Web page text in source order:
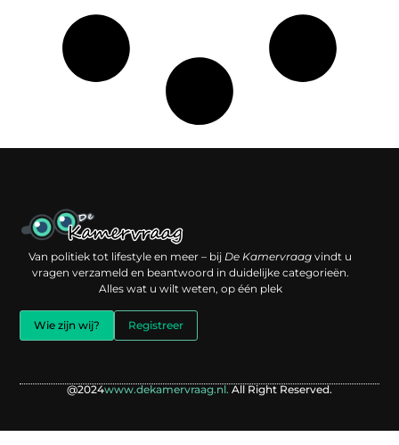
Van politiek tot lifestyle en meer – bijDe Kamervraag vindt u
vragen verzameld en beantwoord in duidelijke categorieën.
Alles wat u wilt weten, op één plek
Wie zijn wij? Registreer
@2024www.dekamervraag.nl. All Right Reserved.